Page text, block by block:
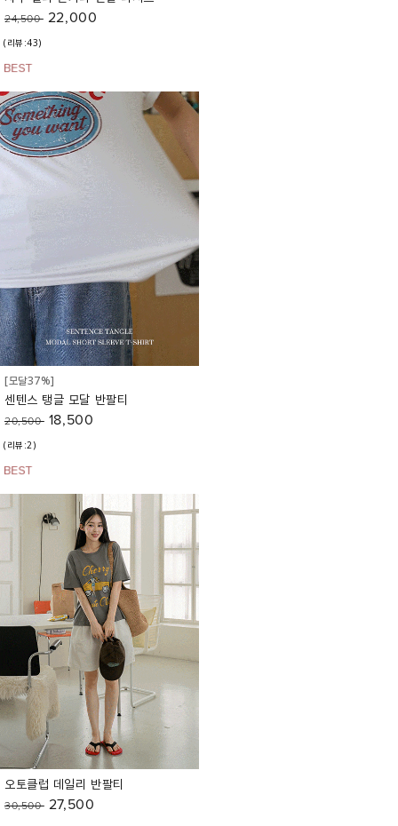
24,500 22,000
(리뷰:43)
[모달37%]
센텐스 탱글 모달 반팔티
20,500 18,500
(리뷰:2)
오토클럽 데일리 반팔티
30,500 27,500